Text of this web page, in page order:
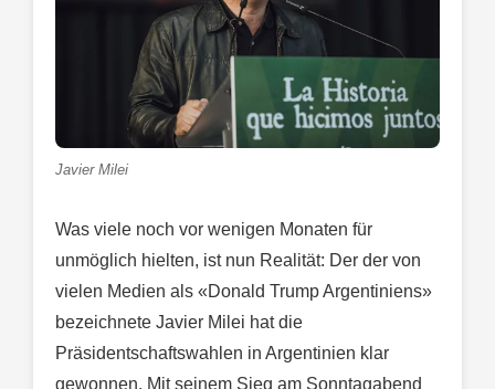
Javier Milei
Was viele noch vor wenigen Monaten für
unmöglich hielten, ist nun Realität: Der der von
vielen Medien als «Donald Trump Argentiniens»
bezeichnete Javier Milei hat die
Präsidentschaftswahlen in Argentinien klar
gewonnen. Mit seinem Sieg am Sonntagabend